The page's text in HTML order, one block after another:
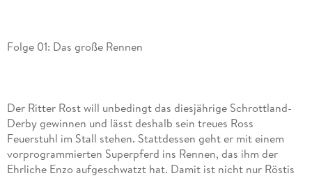
Der Ritter Rost will unbedingt das diesjährige Schrottland-
Derby gewinnen und lässt deshalb sein treues Ross
Feuerstuhl im Stall stehen. Stattdessen geht er mit einem
vorprogrammierten Superpferd ins Rennen, das ihm der
Ehrliche Enzo aufgeschwatzt hat. Damit ist nicht nur Röstis